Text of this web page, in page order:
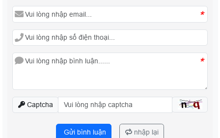
*
*
Captcha
Gửi bình luận nhập lại